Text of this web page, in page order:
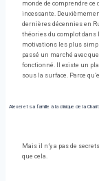
monde de comprendre
incessante.
dernières décennies en
théories du complot dans
motivations les plus
passé un marché avec
fonctionné. Il existe un
sous la surface. Parce
Alexei et sa famille à la clinique de la
Mais il n’y a pas de
que cela.